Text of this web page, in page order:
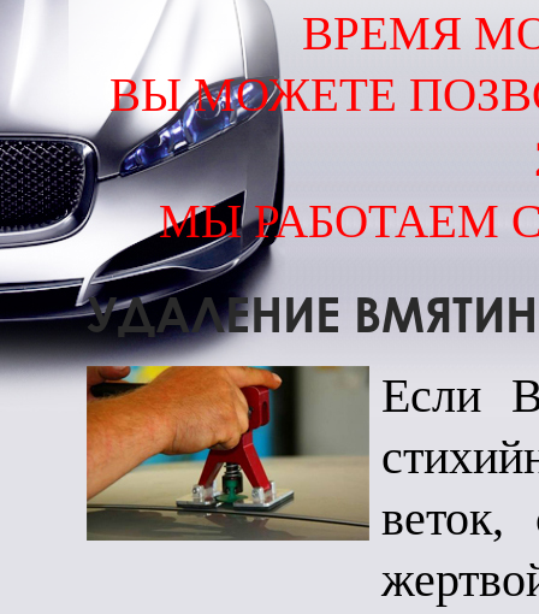
ВРЕМЯ
ВЫ МОЖЕТЕ
МЫ РАБОТАЕМ
УДАЛЕНИЕ
Если
веток,